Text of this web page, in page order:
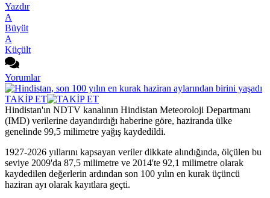
Yazdır
A
Büyüt
A
Küçült
Yorumlar
TAKİP ET
Hindistan'ın NDTV kanalının Hindistan Meteoroloji Departmanı
(IMD) verilerine dayandırdığı haberine göre, haziranda ülke
genelinde 99,5 milimetre yağış kaydedildi.
1927-2026 yıllarını kapsayan veriler dikkate alındığında, ölçülen bu
seviye 2009'da 87,5 milimetre ve 2014'te 92,1 milimetre olarak
kaydedilen değerlerin ardından son 100 yılın en kurak üçüncü
haziran ayı olarak kayıtlara geçti.